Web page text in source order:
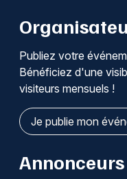
Publiez votre
Bénéficiez d'une
visiteurs mensuels !
Je publie mon
Annonceurs